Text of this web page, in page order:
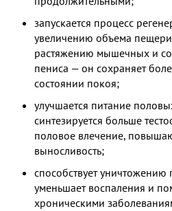
запускается процесс
увеличению объема
растяжению мышечных и
пениса — он сохраняет
состоянии покоя;
улучшается питание
синтезируется больше
половое влечение,
выносливость;
способствует
уменьшает воспаления и
хроническими